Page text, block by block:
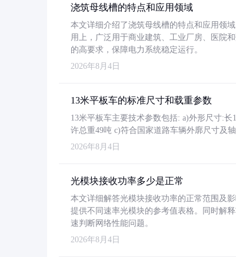
浇筑母线槽的特点和应用领域
本文详细介绍了浇筑母线槽的特点和应用领
用上，广泛用于商业建筑、工业厂房、医院
的高要求，保障电力系统稳定运行。
2026年8月4日
13米平板车的标准尺寸和载重参数
13米平板车主要技术参数包括: a)外形尺寸:
许总重49吨 c)符合国家道路车辆外廓尺寸及
2026年8月4日
光模块接收功率多少是正常
本文详细解答光模块接收功率的正常范围及
提供不同速率光模块的参考值表格。同时解
速判断网络性能问题。
2026年8月4日